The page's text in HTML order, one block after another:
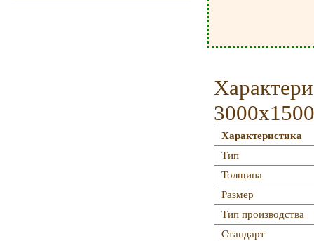
Характеристика
Тип
Толщина
Размер
Тип производства
Стандарт